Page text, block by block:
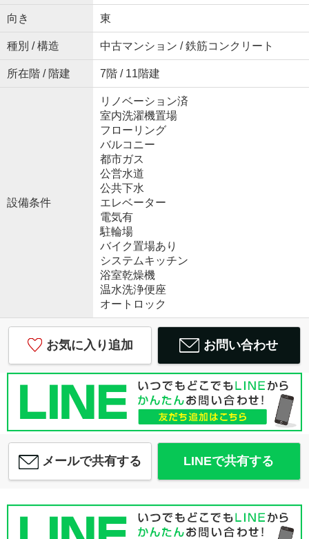
向き 東
種別 / 構造 中古マンション / 鉄筋コンクリート
所在階 / 階建 7階 / 11階建
設備条件
リノベーション済
室内洗濯機置場
フローリング
バルコニー
都市ガス
公営水道
公共下水
エレベーター
電気有
駐輪場
バイク置場あり
システムキッチン
浴室乾燥機
温水洗浄便座
オートロック
お気に入り追加 お問い合わせ
メールで共有する LINEで共有する